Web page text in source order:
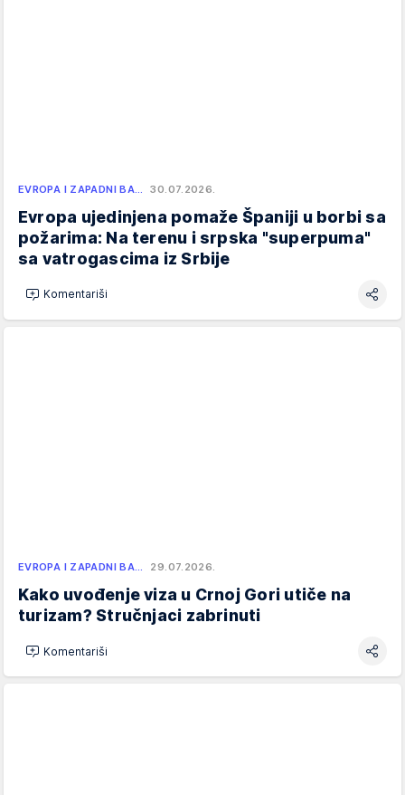
EVROPA I ZAPADNI BA… 30.07.2026.
Evropa ujedinjena pomaže Španiji u borbi sa
požarima: Na terenu i srpska "superpuma"
sa vatrogascima iz Srbije
Komentariši
EVROPA I ZAPADNI BA… 29.07.2026.
Kako uvođenje viza u Crnoj Gori utiče na
turizam? Stručnjaci zabrinuti
Komentariši